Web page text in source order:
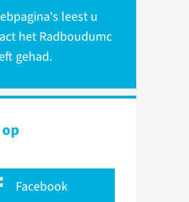
leest u
het Radboudumc
gehad.
Facebook